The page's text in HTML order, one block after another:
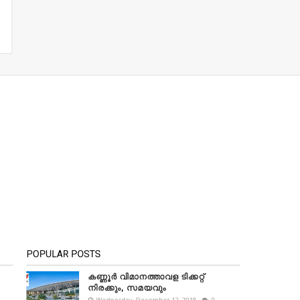
POPULAR POSTS
കണ്ണൂർ വിമാനത്താവള ടിക്കറ്റ്
നിരക്കും, സമയവും